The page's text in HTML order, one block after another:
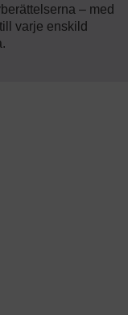
– med
varje enskild